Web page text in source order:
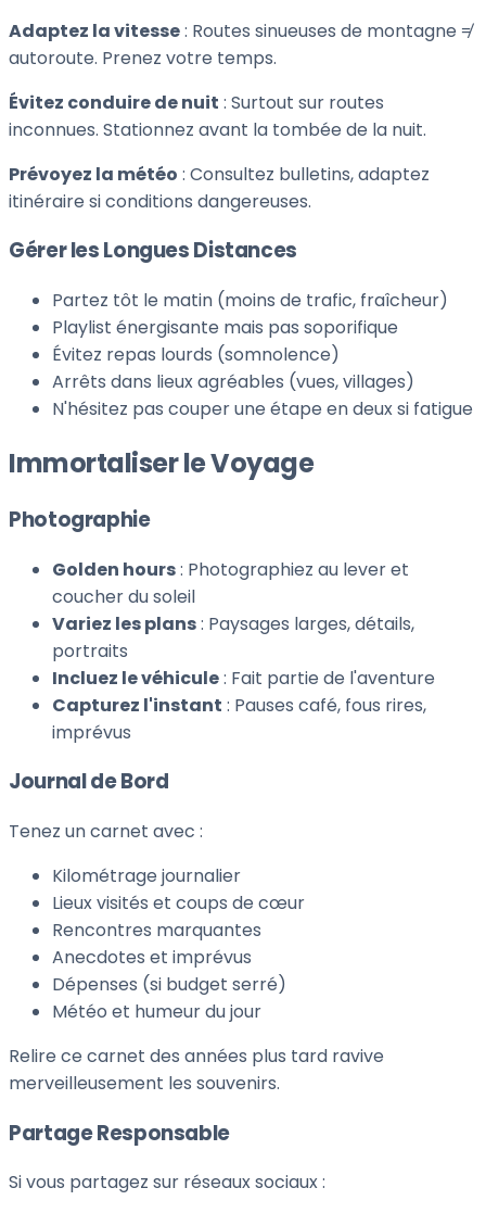
Adaptez la vitesse: Routes sinueuses de montagne ≠
autoroute. Prenez votre temps.
Évitez conduire de nuit : Surtout sur routes
inconnues. Stationnez avant la tombée de la nuit.
Prévoyez la météo : Consultez bulletins, adaptez
itinéraire si conditions dangereuses.
Gérer les Longues Distances
Partez tôt le matin (moins de trafic, fraîcheur)
Playlist énergisante mais pas soporifique
Évitez repas lourds (somnolence)
Arrêts dans lieux agréables (vues, villages)
N'hésitez pas couper une étape en deux si fatigue
Immortaliser le Voyage
Photographie
Golden hours: Photographiez au lever et
coucher du soleil
Variez les plans: Paysages larges, détails,
portraits
Incluez le véhicule: Fait partie de l'aventure
Capturez l'instant : Pauses café, fous rires,
imprévus
Journal de Bord
Tenez un carnet avec :
Kilométrage journalier
Lieux visités et coups de cœur
Rencontres marquantes
Anecdotes et imprévus
Dépenses (si budget serré)
Météo et humeur du jour
Relire ce carnet des années plus tard ravive
merveilleusement les souvenirs.
Partage Responsable
Si vous partagez sur réseaux sociaux :